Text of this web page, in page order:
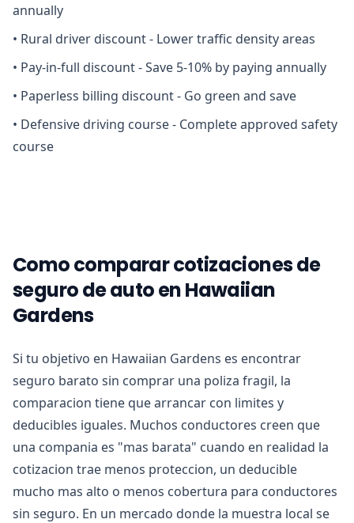
annually
• Rural driver discount - Lower traffic density areas
• Pay-in-full discount - Save 5-10% by paying annually
• Paperless billing discount - Go green and save
• Defensive driving course - Complete approved safety
course
Como comparar cotizaciones de
seguro de auto en Hawaiian
Gardens
Si tu objetivo en Hawaiian Gardens es encontrar
seguro barato sin comprar una poliza fragil, la
comparacion tiene que arrancar con limites y
deducibles iguales. Muchos conductores creen que
una compania es "mas barata" cuando en realidad la
cotizacion trae menos proteccion, un deducible
mucho mas alto o menos cobertura para conductores
sin seguro. En un mercado donde la muestra local se